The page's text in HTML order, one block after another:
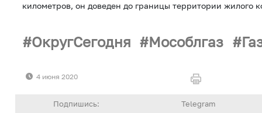
километров, он доведен до границы территории жилого
ОкругСегодня Мособлгаз
4 июня 2020